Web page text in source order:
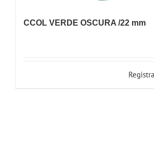
CCOL VERDE OSCURA /22 mm